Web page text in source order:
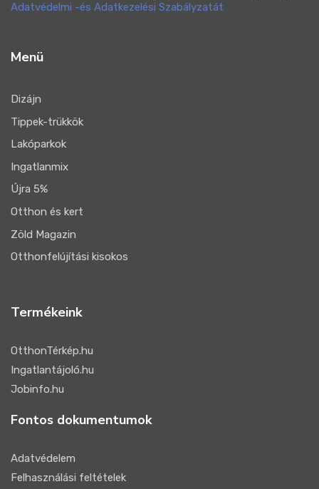
Adatvédelmi -és Adatkezelési Szabályzatát
Menü
Dizájn
Tippek-trükkök
Lakóparkok
Ingatlanmix
Újra 5%
Otthon és kert
Zöld Magazin
Otthonfelújítási kisokos
Termékeink
OtthonTérkép.hu
Ingatlantájoló.hu
Jobinfo.hu
Fontos dokumentumok
Adatvédelem
Felhasználási feltételek